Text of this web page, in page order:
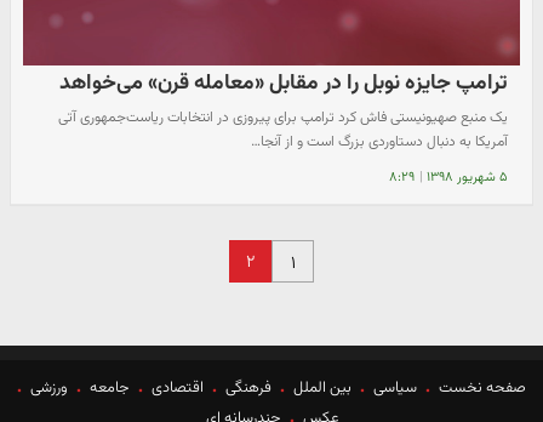
ترامپ جایزه نوبل را در مقابل «معامله قرن» می‌خواهد
یک منبع صهیونیستی فاش کرد ترامپ برای پیروزی در انتخابات ریاست‌جمهوری آتی
آمریکا به دنبال دستاوردی بزرگ است و از آنجا…
۵ شهریور ۱۳۹۸ | ۸:۲۹
۱ ۲
صفحه نخست سیاسی بین الملل فرهنگی اقتصادی جامعه
ورزشی